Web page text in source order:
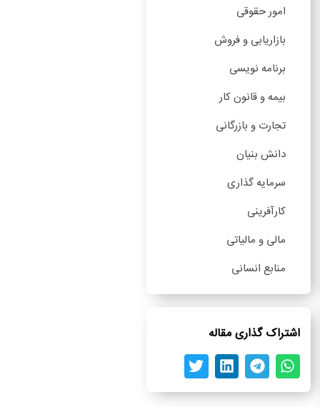
امور حقوقی
بازاریابی و فروش
برنامه نویسی
بیمه و قانون کار
تجارت و بازرگانی
دانش بنیان
سرمایه گذاری
کارآفرینی
مالی و مالیاتی
منابع انسانی
اشتراک گذاری مقاله